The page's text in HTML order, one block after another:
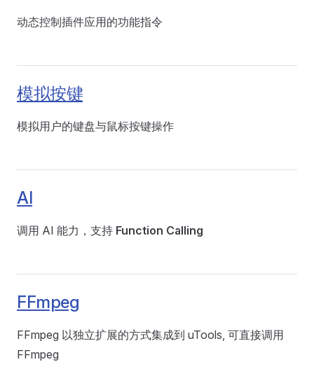
动态控制插件应用的功能指令
模拟按键
模拟用户的键盘与鼠标按键操作
AI
调用 AI 能力，支持 Function Calling
FFmpeg
FFmpeg 以独立扩展的方式集成到 uTools, 可直接调用
FFmpeg